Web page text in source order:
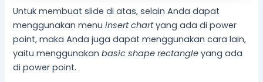
Untuk membuat slide di atas, selain Anda dapat
menggunakan menuinsert chartyang ada di power
point, maka Anda juga dapat menggunakan cara lain,
yaitu menggunakanbasic shape rectangleyang ada
di power point.